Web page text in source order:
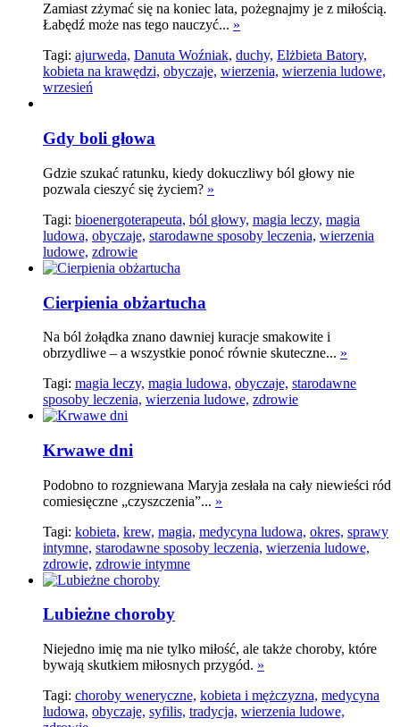
Zamiast zżymać się na koniec lata, pożegnajmy je z miłością.
Łabędź może nas tego nauczyć... »
Tagi: ajurweda, Danuta Woźniak, duchy, Elżbieta Batory,
kobieta na krawędzi, obyczaje, wierzenia, wierzenia ludowe,
wrzesień
Gdy boli głowa
Gdzie szukać ratunku, kiedy dokuczliwy ból głowy nie
pozwala cieszyć się życiem? »
Tagi: bioenergoterapeuta, ból głowy, magia leczy, magia
ludowa, obyczaje, starodawne sposoby leczenia, wierzenia
ludowe, zdrowie
Cierpienia obżartucha
Na ból żołądka znano dawniej kuracje smakowite i
obrzydliwe – a wszystkie ponoć równie skuteczne... »
Tagi: magia leczy, magia ludowa, obyczaje, starodawne
sposoby leczenia, wierzenia ludowe, zdrowie
Krwawe dni
Podobno to rozgniewana Maryja zesłała na cały niewieści ród
comiesięczne „czyszczenia”... »
Tagi: kobieta, krew, magia, medycyna ludowa, okres, sprawy
intymne, starodawne sposoby leczenia, wierzenia ludowe,
zdrowie, zdrowie intymne
Lubieżne choroby
Niejedno imię ma nie tylko miłość, ale także choroby, które
bywają skutkiem miłosnych przygód. »
Tagi: choroby weneryczne, kobieta i mężczyzna, medycyna
ludowa, obyczaje, syfilis, tradycja, wierzenia ludowe,